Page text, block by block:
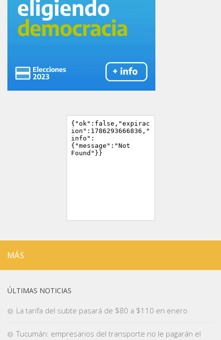
MÁS
ÚLTIMAS NOTICIAS
La tarifa del subte pasará de $80 a $110 en enero
Tucumán: empresarios del transporte no le pagarán el